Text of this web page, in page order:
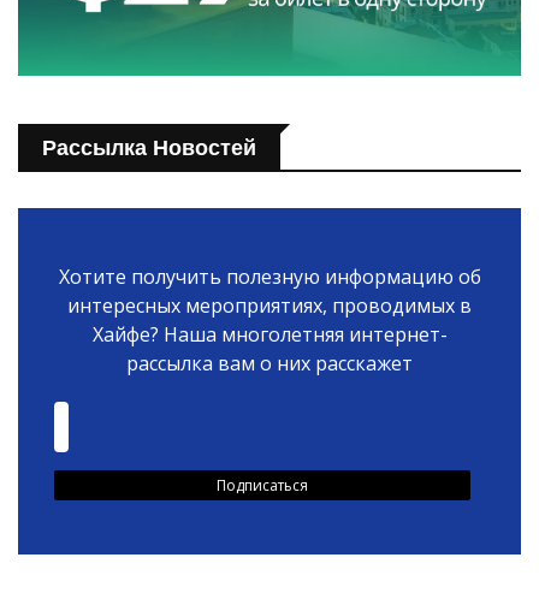
Рассылка Новостей
Хотите получить полезную информацию об
интересных мероприятиях, проводимых в
Хайфе? Наша многолетняя интернет-
рассылка вам о них расскажет